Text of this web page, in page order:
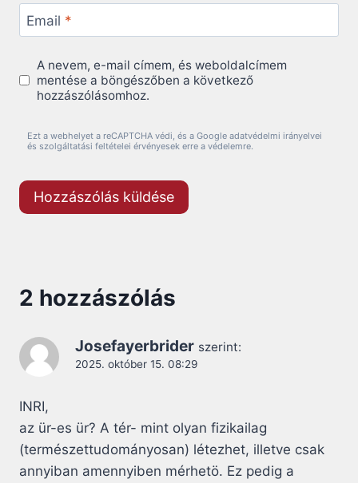
Email *
A nevem, e-mail címem, és weboldalcímem
mentése a böngészőben a következő
hozzászólásomhoz.
Ezt a webhelyet a reCAPTCHA védi, és a Google adatvédelmi irányelvei
és szolgáltatási feltételei érvényesek erre a védelemre.
2 hozzászólás
Josefayerbrider szerint:
2025. október 15. 08:29
INRI,
az ür-es ür? A tér- mint olyan fizikailag
(természettudományosan) létezhet, illetve csak
annyiban amennyiben mérhetö. Ez pedig a